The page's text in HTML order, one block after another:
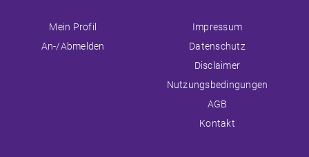
Navigation
überspringen
Mein Profil
An-/Abmelden
Navigation
überspringen
Impressum
Datenschutz
Disclaimer
Nutzungsbedingungen
AGB
Kontakt